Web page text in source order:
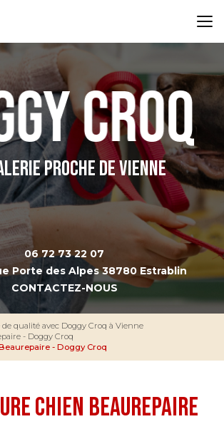
proche de Vienne
06 72 73 22 07
Porte des Alpes 38780 Estrablin
CONTACTEZ-NOUS
qualité avec Doggy Croq à Vienne
- Doggy Croq
- Doggy Croq
chien Beaurepaire